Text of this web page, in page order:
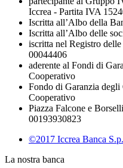
Iccrea - Partita IVA
Iscritta all’Albo della
Iscritta all’Albo delle
iscritta nel Registro
00044406
aderente al Fondi di
Cooperativo
Fondo di Garanzia
Cooperativo
Piazza Falcone e
00193930823
©2017 Iccrea Banca
La nostra banca